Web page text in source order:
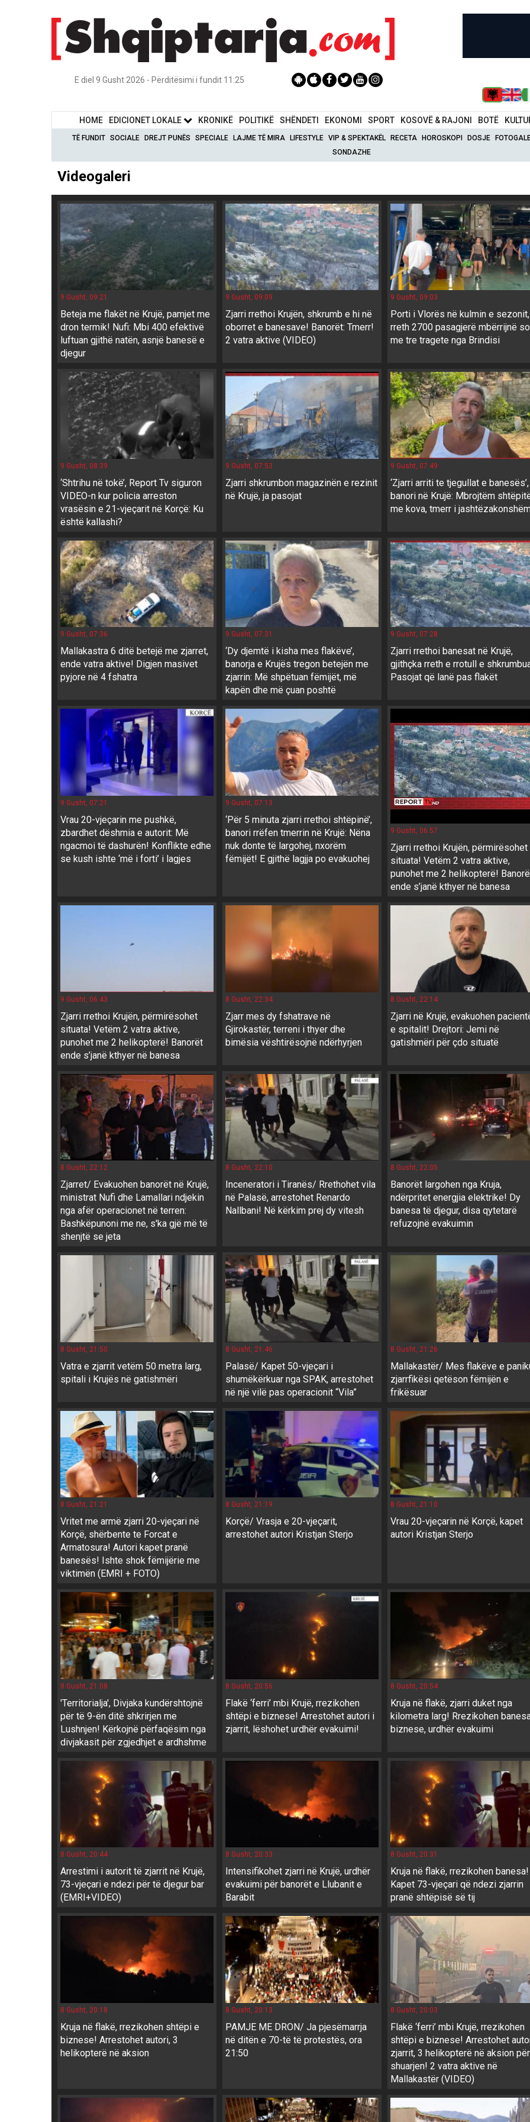
E diel 9 Gusht 2026 - Përditësimi i fundit 11:25
HOME EDICIONET LOKALE KRONIKË POLITIKË SHËNDETI EKONOMI SPORT KOSOVË & RAJONI BOTË
TË FUNDIT SOCIALE DREJT PUNËS SPECIALE LAJME TË MIRA LIFESTYLE VIP & SPEKTAKËL RECETA HOROSKOPI DOSJE
SONDAZHE
Videogaleri
9 Gusht, 09:21
Beteja me flakët në Krujë, pamjet me
dron termik! Nufi: Mbi 400 efektivë
luftuan gjithë natën, asnjë banesë e
djegur
9 Gusht, 09:09
Zjarri rrethoi Krujën, shkrumb e hi në
oborret e banesave! Banorët: Tmerr!
2 vatra aktive (VIDEO)
9 Gusht, 09:03
Porti i Vlorës në kulmin e sezonit,
rreth 2700 pasagjerë mbërrijnë
me tre tragete nga Brindisi
9 Gusht, 08:39
‘Shtrihu në tokë’, Report Tv siguron
VIDEO-n kur policia arreston
vrasësin e 21-vjeçarit në Korçë: Ku
është kallashi?
9 Gusht, 07:53
Zjarri shkrumbon magazinën e rezinit
në Krujë, ja pasojat
9 Gusht, 07:49
‘Zjarri arriti te tjegullat e banesës’,
banori në Krujë: Mbrojtëm
me kova, tmerr i
9 Gusht, 07:36
Mallakastra 6 ditë betejë me zjarret,
ende vatra aktive! Digjen masivet
pyjore në 4 fshatra
9 Gusht, 07:31
‘Dy djemtë i kisha mes flakëve’,
banorja e Krujës tregon betejën me
zjarrin: Më shpëtuan fëmijët, më
kapën dhe më çuan poshtë
9 Gusht, 07:28
Zjarri rrethoi banesat në Krujë,
gjithçka rreth e rrotull e
Pasojat që lanë pas flakët
9 Gusht, 07:21
Vrau 20-vjeçarin me pushkë,
zbardhet dëshmia e autorit: Më
ngacmoi të dashurën! Konflikte edhe
se kush ishte ‘më i forti’ i lagjes
9 Gusht, 07:13
‘Për 5 minuta zjarri rrethoi shtëpinë’,
banori rrëfen tmerrin në Krujë: Nëna
nuk donte të largohej, nxorëm
fëmijët! E gjithë lagjja po evakuohej
9 Gusht, 06:57
Zjarri rrethoi Krujën, përmirësohet
situata! Vetëm 2 vatra aktive,
punohet me 2 helikopterë!
ende s’janë kthyer në banesa
9 Gusht, 06:43
Zjarri rrethoi Krujën, përmirësohet
situata! Vetëm 2 vatra aktive,
punohet me 2 helikopterë! Banorët
ende s’janë kthyer në banesa
8 Gusht, 22:34
Zjarr mes dy fshatrave në
Gjirokastër, terreni i thyer dhe
bimësia vështirësojnë ndërhyrjen
8 Gusht, 22:14
Zjarri në Krujë, evakuohen
e spitalit! Drejtori: Jemi në
gatishmëri për çdo situatë
8 Gusht, 22:12
Zjarret/ Evakuohen banorët në Krujë,
ministrat Nufi dhe Lamallari ndjekin
nga afër operacionet në terren:
Bashkëpunoni me ne, s'ka gjë më të
shenjtë se jeta
8 Gusht, 22:10
Inceneratori i Tiranës/ Rrethohet vila
në Palasë, arrestohet Renardo
Nallbani! Në kërkim prej dy vitesh
8 Gusht, 22:05
Banorët largohen nga Kruja,
ndërpritet energjia elektrike! Dy
banesa të djegur, disa qytetarë
refuzojnë evakuimin
8 Gusht, 21:50
Vatra e zjarrit vetëm 50 metra larg,
spitali i Krujës në gatishmëri
8 Gusht, 21:46
Palasë/ Kapet 50-vjeçari i
shumëkërkuar nga SPAK, arrestohet
në një vilë pas operacionit “Vila”
8 Gusht, 21:26
Mallakastër/ Mes flakëve e
zjarrfikësi qetëson fëmijën e
frikësuar
8 Gusht, 21:21
Vritet me armë zjarri 20-vjeçari në
Korçë, shërbente te Forcat e
Armatosura! Autori kapet pranë
banesës! Ishte shok fëmijërie me
viktimën (EMRI + FOTO)
8 Gusht, 21:19
Korçë/ Vrasja e 20-vjeçarit,
arrestohet autori Kristjan Sterjo
8 Gusht, 21:10
Vrau 20-vjeçarin në Korçë, kapet
autori Kristjan Sterjo
8 Gusht, 21:08
'Territorialja', Divjaka kundërshtojnë
për të 9-ën ditë shkrirjen me
Lushnjen! Kërkojnë përfaqësim nga
divjakasit për zgjedhjet e ardhshme
8 Gusht, 20:56
Flakë ‘ferri’ mbi Krujë, rrezikohen
shtëpi e biznese! Arrestohet autori i
zjarrit, lëshohet urdhër evakuimi!
8 Gusht, 20:54
Kruja në flakë, zjarri duket nga
kilometra larg! Rrezikohen
biznese, urdhër evakuimi
8 Gusht, 20:44
Arrestimi i autorit të zjarrit në Krujë,
73-vjeçari e ndezi për të djegur bar
(EMRI+VIDEO)
8 Gusht, 20:33
Intensifikohet zjarri në Krujë, urdhër
evakuimi për banorët e Llubanit e
Barabit
8 Gusht, 20:31
Kruja në flakë, rrezikohen banesa!
Kapet 73-vjeçari që ndezi zjarrin
pranë shtëpisë së tij
8 Gusht, 20:18
Kruja në flakë, rrezikohen shtëpi e
biznese! Arrestohet autori, 3
helikopterë në aksion
8 Gusht, 20:13
PAMJE ME DRON/ Ja pjesëmarrja
në ditën e 70-të të protestës, ora
21:50
8 Gusht, 20:03
Flakë ‘ferri’ mbi Krujë, rrezikohen
shtëpi e biznese! Arrestohet
zjarrit, 3 helikopterë në aksion për
shuarjen! 2 vatra aktive në
Mallakastër (VIDEO)